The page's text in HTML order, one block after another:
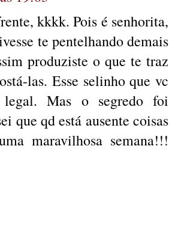
kkkk. Pois é senhorita,
te pentelhando demais
produziste o que te traz
las. Esse selinho que vc
legal. Mas o segredo foi
que qd está ausente coisas
maravilhosa semana!!!